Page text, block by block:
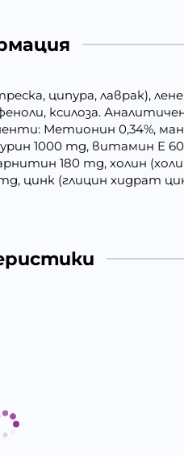
ципура, лаврак),
ксилоза.
Метионин 0,34%,
1000 mg, витамин E
180 mg, холин
цинк (глицин хидрат